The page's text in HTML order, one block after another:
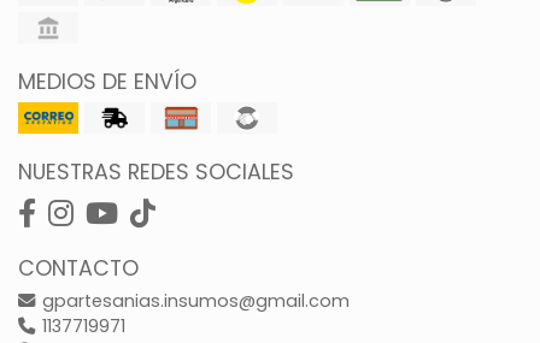
MEDIOS DE ENVÍO
NUESTRAS REDES SOCIALES
CONTACTO
gpartesanias.insumos@gmail.com
1137719971